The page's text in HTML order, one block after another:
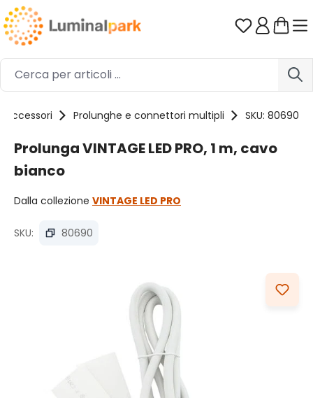
Passa al contenuto principale Hai 0
Accessori Prolunghe e connettori multipli SKU: 80690
Prolunga VINTAGE LED PRO, 1 m, cavo
bianco
Dalla collezione VINTAGE LED PRO
SKU: 80690